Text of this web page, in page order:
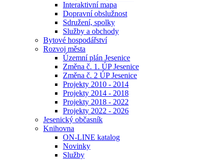
Interaktivní mapa
Dopravní obslužnost
Sdružení, spolky
Služby a obchody
Bytové hospodářství
Rozvoj města
Územní plán Jesenice
Změna č. 1. ÚP Jesenice
Změna č. 2 ÚP Jesenice
Projekty 2010 - 2014
Projekty 2014 - 2018
Projekty 2018 - 2022
Projekty 2022 - 2026
Jesenický občasník
Knihovna
ON-LINE katalog
Novinky
Služby